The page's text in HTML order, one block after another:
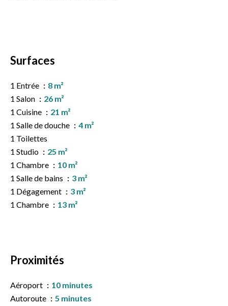
Surfaces
1 Entrée
8 m²
1 Salon
26 m²
1 Cuisine
21 m²
1 Salle de douche
4 m²
1 Toilettes
1 Studio
25 m²
1 Chambre
10 m²
1 Salle de bains
3 m²
1 Dégagement
3 m²
1 Chambre
13 m²
Proximités
Aéroport
10 minutes
Autoroute
5 minutes